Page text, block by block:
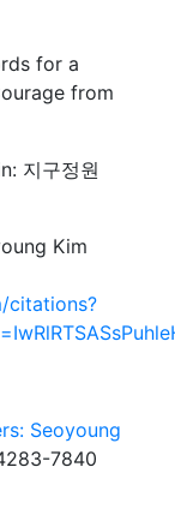
for a
from
지구정원
Kim
citations?
Seoyoung
7840